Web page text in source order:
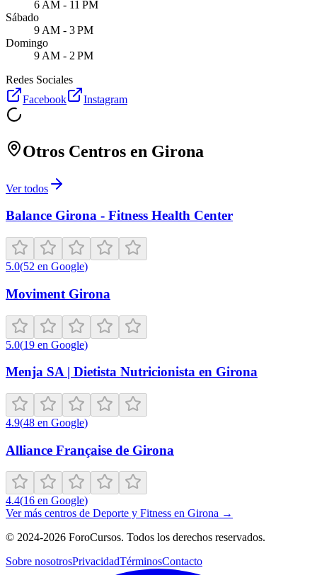
6 AM - 11 PM
Sábado
9 AM - 3 PM
Domingo
9 AM - 2 PM
Redes Sociales
Facebook
Instagram
Otros Centros en Girona
Ver todos
Balance Girona - Fitness Health Center
5.0(52 en Google)
Moviment Girona
5.0(19 en Google)
Menja SA | Dietista Nutricionista en Girona
4.9(48 en Google)
Alliance Française de Girona
4.4(16 en Google)
Ver más centros de Deporte y Fitness en Girona →
© 2024-2026 ForoCursos. Todos los derechos reservados.
Sobre nosotrosPrivacidadTérminosContacto